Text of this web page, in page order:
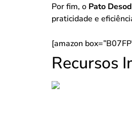
Por fim, o Pato
praticidade e
[amazon
Recursos